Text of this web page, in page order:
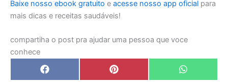
Baixe nosso ebook gratuito e acesse nosso app oficial para
mais dicas e receitas saudáveis!
compartiha o post pra ajudar uma pessoa que voce
conhece
Share
on
F
a
Share
on
P
i
Share
on
W
h